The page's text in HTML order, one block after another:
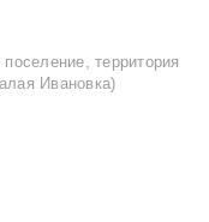
поселение, территория
Ивановка)